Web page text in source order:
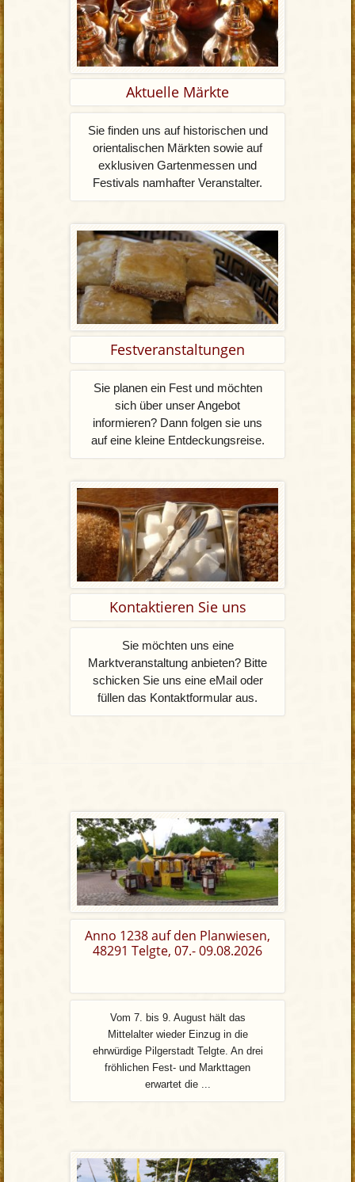
Aktuelle Märkte
Sie finden uns auf historischen und
orientalischen Märkten sowie auf
exklusiven Gartenmessen und
Festivals namhafter Veranstalter.
Festveranstaltungen
Sie planen ein Fest und möchten
sich über unser Angebot
informieren? Dann folgen sie uns
auf eine kleine Entdeckungsreise.
Kontaktieren Sie uns
Sie möchten uns eine
Marktveranstaltung anbieten? Bitte
schicken Sie uns eine eMail oder
füllen das Kontaktformular aus.
Anno 1238 auf den Planwiesen,
48291 Telgte, 07.- 09.08.2026
Vom 7. bis 9. August hält das
Mittelalter wieder Einzug in die
ehrwürdige Pilgerstadt Telgte. An drei
fröhlichen Fest- und Markttagen
erwartet die ...